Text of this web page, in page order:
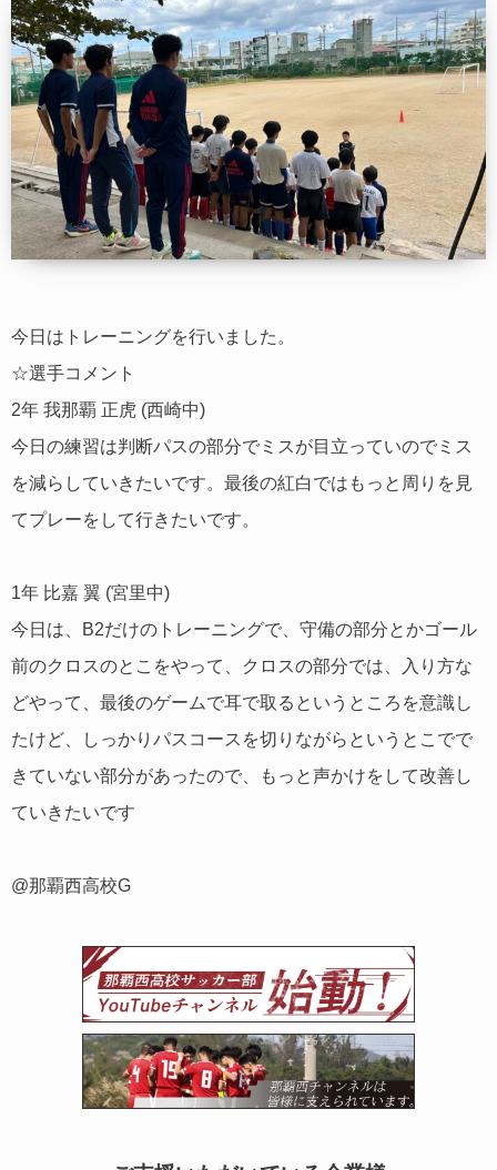
今日はトレーニングを行いました。
☆選手コメント
2年 我那覇 正虎 (西崎中)
今日の練習は判断パスの部分でミスが目立っていのでミス
を減らしていきたいです。最後の紅白ではもっと周りを見
てプレーをして行きたいです。
1年 比嘉 翼 (宮里中)
今日は、B2だけのトレーニングで、守備の部分とかゴール
前のクロスのとこをやって、クロスの部分では、入り方な
どやって、最後のゲームで耳で取るというところを意識し
たけど、しっかりパスコースを切りながらというとこでで
きていない部分があったので、もっと声かけをして改善し
ていきたいです
@那覇西高校G